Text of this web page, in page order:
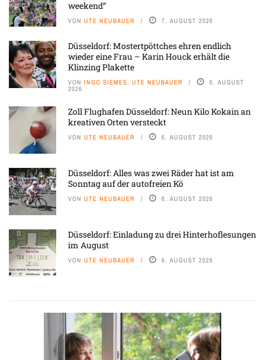
weekend“
VON UTE NEUBAUER 7. AUGUST 2026
Düsseldorf: Mostertpöttches ehren endlich
wieder eine Frau – Karin Houck erhält die
Klinzing Plakette
VON INGO SIEMES, UTE NEUBAUER 6. AUGUST
2026
Zoll Flughafen Düsseldorf: Neun Kilo Kokain an
kreativen Orten versteckt
VON UTE NEUBAUER 6. AUGUST 2026
Düsseldorf: Alles was zwei Räder hat ist am
Sonntag auf der autofreien Kö
VON UTE NEUBAUER 6. AUGUST 2026
Düsseldorf: Einladung zu drei Hinterhoflesungen
im August
VON UTE NEUBAUER 6. AUGUST 2026